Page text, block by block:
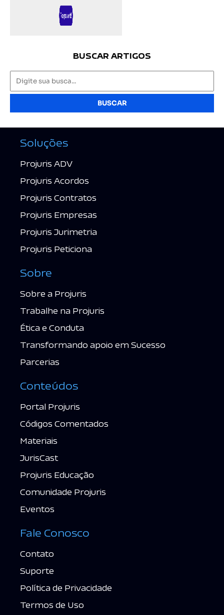
BUSCAR ARTIGOS
BUSCAR
Soluções
Projuris ADV
Projuris Acordos
Projuris Contratos
Projuris Empresas
Projuris Jurimetria
Projuris Peticiona
Sobre
Sobre a Projuris
Trabalhe na Projuris
Ética e Conduta
Transformando apoio em Sucesso
Parcerias
Conteúdos
Portal Projuris
Códigos Comentados
Materiais
JurisCast
Projuris Educação
Comunidade Projuris
Eventos
Fale Conosco
Contato
Suporte
Política de Privacidade
Termos de Uso